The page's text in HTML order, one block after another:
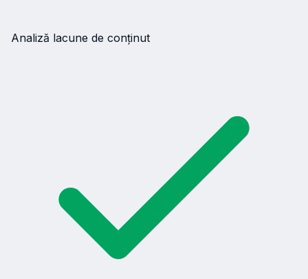
Analiză lacune de conținut